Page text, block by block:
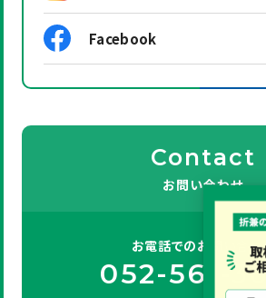
Facebook
Contact
お問い合わせ
お電話でのお問い合わ
052-561-